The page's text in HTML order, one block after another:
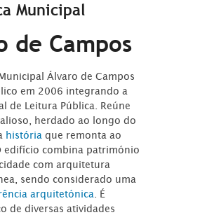
Municipal
de Campos
Álvaro de Campos
em 2006 integrando a
de Leitura Pública. Reúne
herdado ao longo do
história que remonta ao
edifício combina património
com arquitetura
sendo considerado uma
arquitetónica . É
de diversas atividades